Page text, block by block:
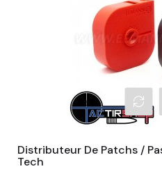
Distributeur De Patchs /
Tech